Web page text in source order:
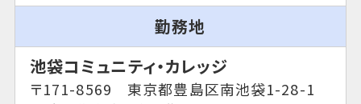
勤務地
池袋コミュニティ・カレッジ
〒171-8569 東京都豊島区南池袋1-28-1